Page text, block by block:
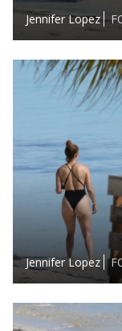
Jennifer Lopez
Jennifer Lopez